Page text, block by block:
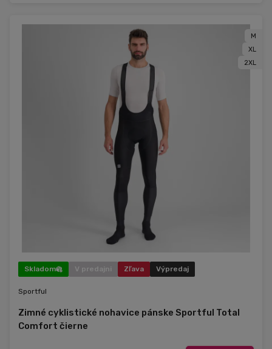
M
XL
2XL
Skladom V predajni Zľava Výpredaj
Sportful
Zimné cyklistické nohavice pánske Sportful Total
Comfort čierne